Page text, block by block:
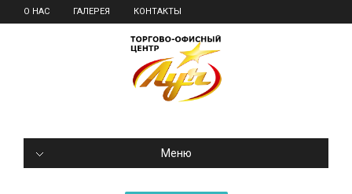
О НАС ГАЛЕРЕЯ КОНТАКТЫ
Меню